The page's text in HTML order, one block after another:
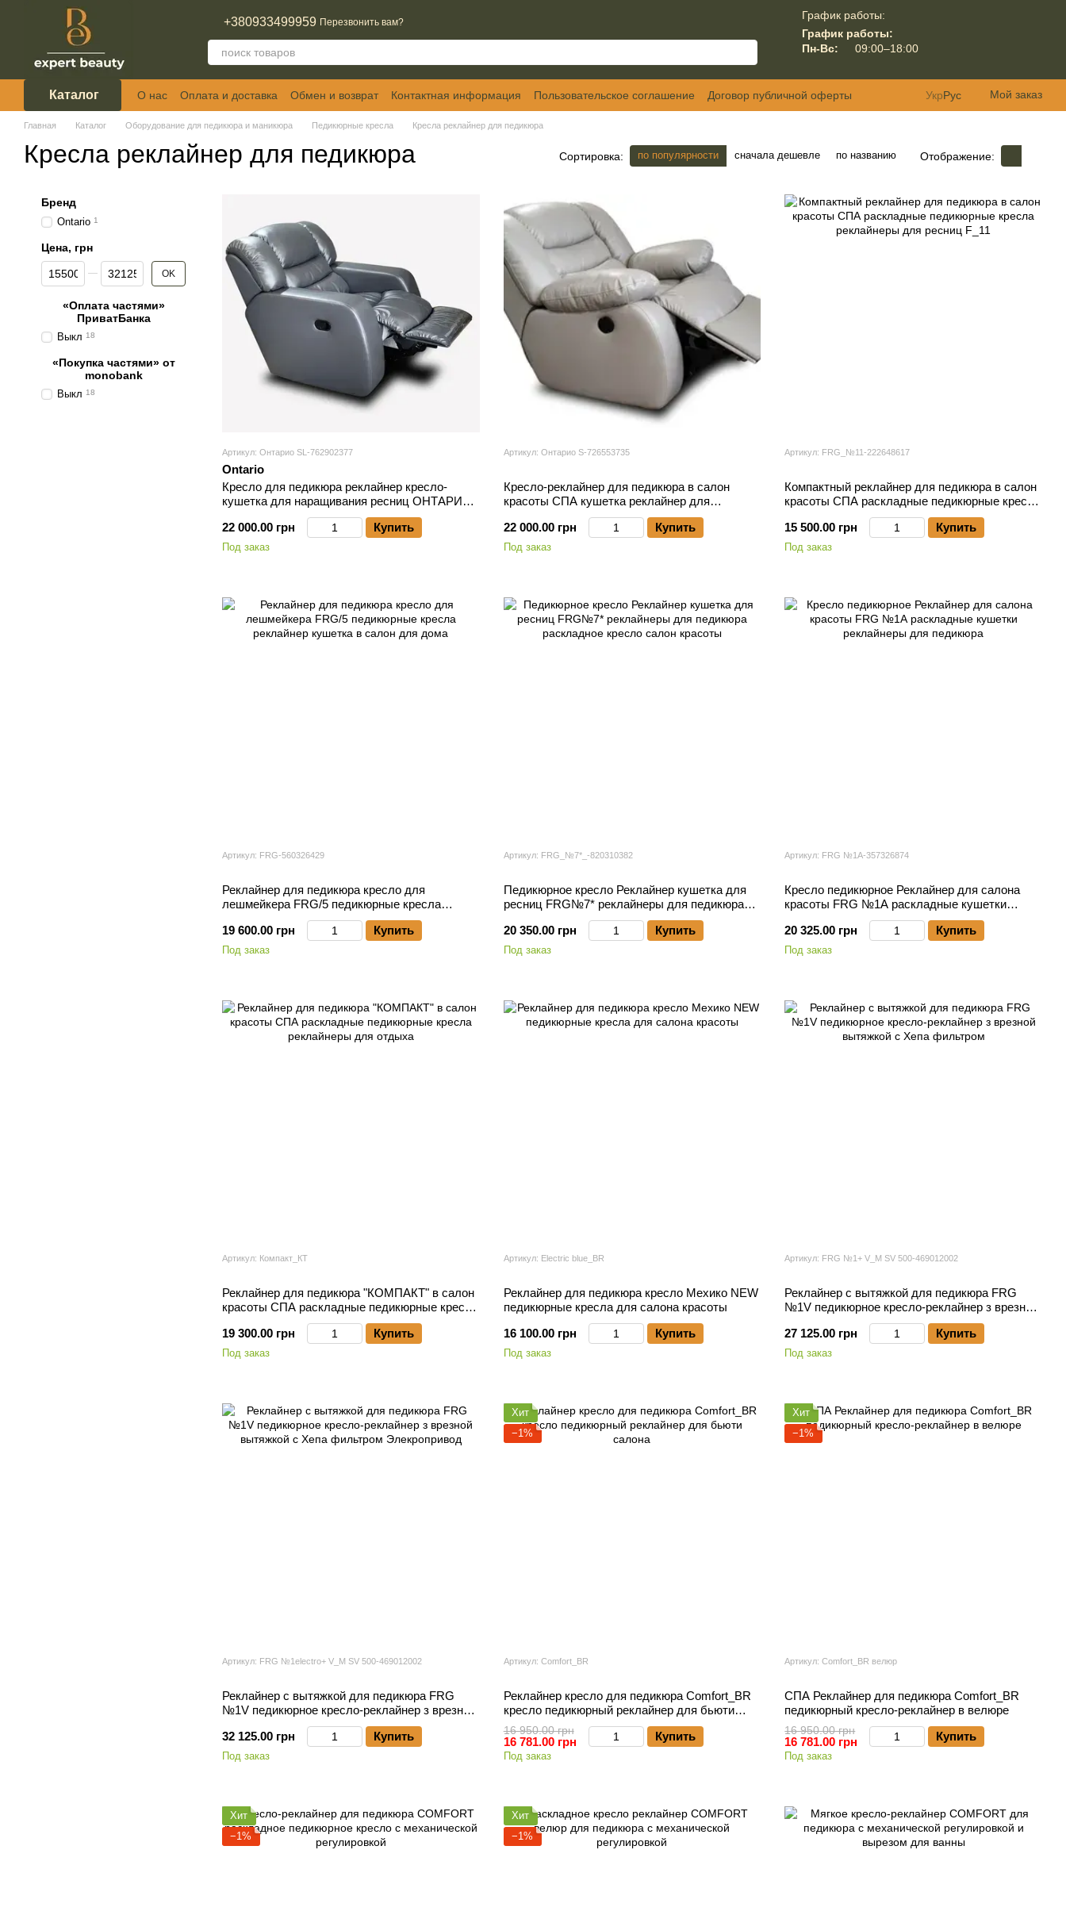
Перейти к основному контенту
+380933499959 Перезвонить вам?
График работы:
График работы:
Пн-Вс:
09:00–18:00
Каталог О нас Оплата и доставка Обмен и возврат Контактная информация Пользовательское соглашение
Договор публичной оферты
Отзывы о магазине
УкрРус Мой заказ
Главная Каталог Оборудование для педикюра и маникюра Педикюрные кресла Кресла реклайнер для педикюра
Кресла реклайнер для педикюра Сортировка: по популярности сначала дешевле по названию Отображение:
Артикул: Онтарио SL-762902377
Ontario
Кресло для педикюра реклайнер кресло-
кушетка для наращивания ресниц ОНТАРИО
SL мебель в салон красоты
22 000.00 грн
Купить
Под заказ
Артикул: Онтарио S-726553735
Кресло-реклайнер для педикюра в салон
красоты СПА кушетка реклайнер для
лешмейкера Онтарио S
22 000.00 грн
Купить
Под заказ
Артикул: FRG_№11-222648617
Компактный реклайнер для педикюра в салон
красоты СПА раскладные педикюрные кресла
реклайнеры для ресниц F_11
15 500.00 грн
Купить
Под заказ
Артикул: FRG-560326429
Реклайнер для педикюра кресло для
лешмейкера FRG/5 педикюрные кресла
реклайнер кушетка в салон для дома
19 600.00 грн
Купить
Под заказ
Артикул: FRG_№7*_-820310382
Педикюрное кресло Реклайнер кушетка для
ресниц FRG№7* реклайнеры для педикюра
раскладное кресло салон красоты
20 350.00 грн
Купить
Под заказ
Артикул: FRG №1А-357326874
Кресло педикюрное Реклайнер для салона
красоты FRG №1А раскладные кушетки
реклайнеры для педикюра
20 325.00 грн
Купить
Под заказ
Артикул: Компакт_КТ
Реклайнер для педикюра "КОМПАКТ" в салон
красоты СПА раскладные педикюрные кресла
реклайнеры для отдыха
19 300.00 грн
Купить
Под заказ
Артикул: Electric blue_BR
Реклайнер для педикюра кресло Мехико NEW
педикюрные кресла для салона красоты
16 100.00 грн
Купить
Под заказ
Артикул: FRG №1+ V_M SV 500-469012002
Реклайнер с вытяжкой для педикюра FRG
№1V педикюрное кресло-реклайнер з врезной
вытяжкой с Хепа фильтром
27 125.00 грн
Купить
Под заказ
Артикул: FRG №1electro+ V_M SV 500-469012002
Реклайнер с вытяжкой для педикюра FRG
№1V педикюрное кресло-реклайнер з врезной
вытяжкой с Хепа фильтром Элекропривод
32 125.00 грн
Купить
Под заказ
Хит
−1%
Артикул: Comfort_BR
Реклайнер кресло для педикюра Comfort_BR
кресло педикюрный реклайнер для бьюти
салона
16 950.00 грн
16 781.00 грн Купить
Под заказ
Хит
−1%
Артикул: Comfort_BR велюр
СПА Реклайнер для педикюра Comfort_BR
педикюрный кресло-реклайнер в велюре
16 950.00 грн
16 781.00 грн Купить
Под заказ
Хит
−1%
Хит
−1%
Бренд
Ontario 1
Цена, грн
От Цена, грн
До Цена, грн OK
«Оплата частями»
ПриватБанка
Выкл 18
«Покупка частями» от
monobank
Выкл 18